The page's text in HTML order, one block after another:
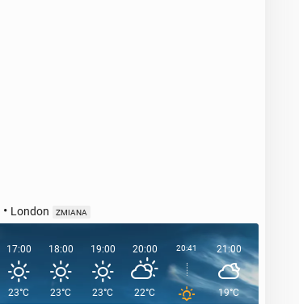
• London ZMIANA
17:00
23°C
18:00
23°C
19:00
23°C
20:00
22°C
20:41 21:00
19°C
22:00